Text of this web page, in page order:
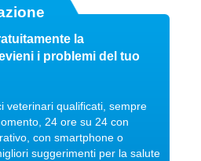
la
i problemi del tuo
veterinari qualificati, sempre
24 ore su 24 con
con smartphone o
suggerimenti per la salute
Categoria: News Vetonline